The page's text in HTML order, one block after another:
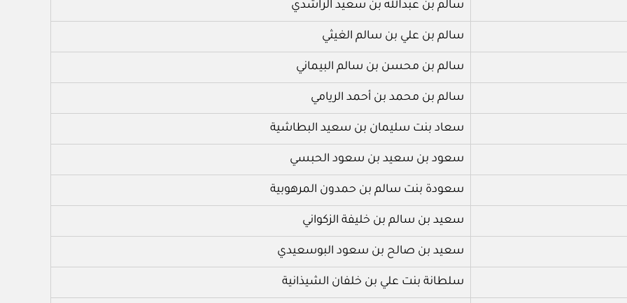
سالم بن عبدالله بن سعيد الراشدي
سالم بن علي بن سالم الغيثي
سالم بن محسن بن سالم البيماني
سالم بن محمد بن أحمد الريامي
سعاد بنت سليمان بن سعيد البطاشية
سعود بن سعيد بن سعود الحبسي
سعودة بنت سالم بن حمدون المرهوبية
سعيد بن سالم بن خليفة الزكواني
سعيد بن صالح بن سعود البوسعيدي
سلطانة بنت علي بن خلفان الشيذانية